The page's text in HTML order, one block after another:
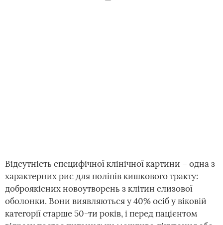
Відсутність специфічної клінічної картини – одна з
характерних рис для поліпів кишкового тракту:
доброякісних новоутворень з клітин слизової
оболонки. Вони виявляються у 40% осіб у віковій
категорії старше 50-ти років, і перед пацієнтом